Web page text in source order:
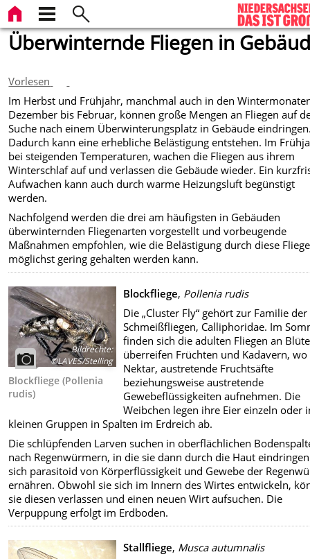
Überwinternde Fliegen in
Vorlesen
Im Herbst und Frühjahr, manchmal auch in den
Dezember bis Februar, können große Mengen an Fliegen auf
Suche nach einem Überwinterungsplatz in Gebäude
Dadurch kann eine erhebliche Belästigung entstehen. Im
bei steigenden Temperaturen, wachen die Fliegen aus ihrem
Winterschlaf auf und verlassen die Gebäude wieder. Ein
Aufwachen kann auch durch warme Heizungsluft begünstigt
werden.
Nachfolgend werden die drei am häufigsten in Gebäuden
überwinternden Fliegenarten vorgestellt und vorbeugende
Maßnahmen empfohlen, wie die Belästigung durch diese
möglichst gering gehalten werden kann.
Bildrechte:
©LAVES/Stelling
Blockfliege (Pollenia
rudis)
Blockfliege, Pollenia rudis
Die „Cluster Fly“ gehört zur Familie der
Schmeißfliegen, Calliphoridae. Im
finden sich die adulten Fliegen an
überreifen Früchten und Kadavern, wo
Nektar, austretende Fruchtsäfte
beziehungsweise austretende
Gewebeflüssigkeiten aufnehmen. Die
Weibchen legen ihre Eier einzeln oder
kleinen Gruppen in Spalten im Erdreich ab.
Die schlüpfenden Larven suchen in oberflächlichen
nach Regenwürmern, in die sie dann durch die Haut
sich parasitoid von Körperflüssigkeit und Gewebe der
ernähren. Obwohl sie sich im Innern des Wirtes entwickeln,
sie diesen verlassen und einen neuen Wirt aufsuchen. Die
Verpuppung erfolgt im Erdboden.
Stallfliege, Musca autumnalis